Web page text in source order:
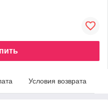
Условия возврата